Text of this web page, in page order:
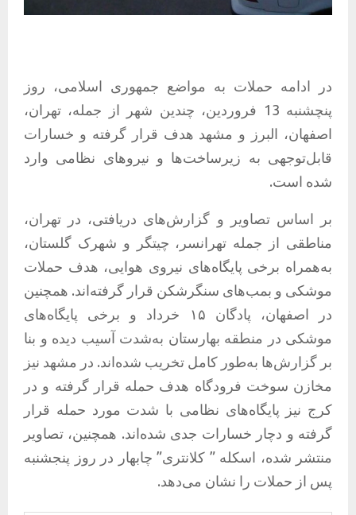
در ادامه حملات به مواضع جمهوری اسلامی، روز
پنچشنبه 13 فروردین، چندین شهر از جمله، تهران،
اصفهان، البرز و مشهد هدف قرار گرفته و خسارات
قابل‌توجهی به زیرساخت‌ها و نیروهای نظامی وارد
شده است.
بر اساس تصاویر و گزارش‌های دریافتی، در تهران،
مناطقی از جمله تهرانسر، چیتگر و شهرک گلستان،
به‌همراه برخی پایگاه‌های نیروی هوایی، هدف حملات
موشکی و بمب‌های سنگرشکن قرار گرفته‌اند. همچنین
در اصفهان، پادگان ۱۵ خرداد و برخی پایگاه‌های
موشکی در منطقه بهارستان به‌شدت آسیب دیده و بنا
بر گزارش‌ها به‌طور کامل تخریب شده‌اند. در مشهد نیز
مخازن سوخت فرودگاه هدف حمله قرار گرفته و در
کرج نیز پایگاه‌های نظامی با شدت مورد حمله قرار
گرفته و دچار خسارات جدی شده‌اند. همچنین، تصاویر
منتشر شده، اسکله ” کلانتری” چابهار در روز پنجشنبه
پس از حملات را نشان می‌دهد.